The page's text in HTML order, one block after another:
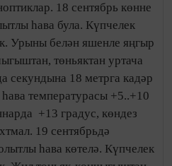
18 сентябрь көнне
һава була. Күпчелек
Урыны белән яшенле яңгыр
төньяктан уртача
секундына 18 метрга кадәр
температурасы +5..+10
+13 градус, көндез
19 сентябрьдә
һава көтелә. Күпчелек